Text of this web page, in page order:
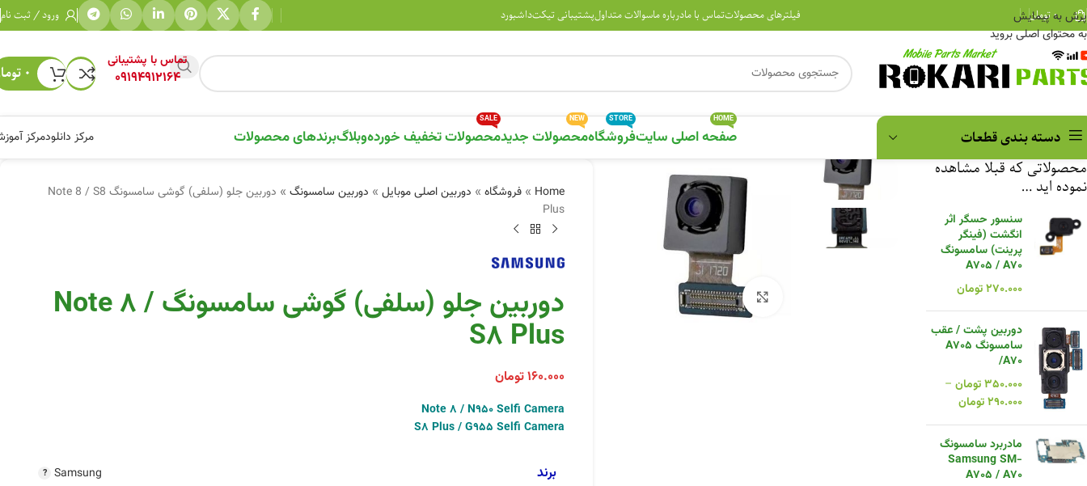
پرش به پیمایش
به محتوای اصلی بروید
۰تومان فیلترهای محصولاتتماس با مادرباره ماسوالات متداولپشتیبانی تیکتداشبورد ورود / ثبت نام
تماس با پشتیبانی
09194912164 ۰
دسته بندی قطعات صفحه اصلی سایت
HOME
فروشگاه
STORE
محصولات جدید
NEW
محصولات تخفیف خورده
SALE
وبلاگبرندهای محصولات مرکز دانلودمرکز
محصولاتی که قبلا مشاهده
نموده اید …
سنسور حسگر اثر
انگشت (فینگر
پرینت) سامسونگ
A705 / A70
۲۷۰.۰۰۰تومان
دوربین پشت / عقب
سامسونگ A705
/A70
۳۵۰.۰۰۰تومان –
۲۹۰.۰۰۰تومان
مادربرد سامسونگ
Samsung SM-
A705 / A70
بزرگنمایی تصویر
Home
» فروشگاه» دوربین اصلی موبایل» دوربین سامسونگ»
دوربین جلو (سلفی) گوشی سامسونگ Note 8 / S8
Plus
دوربین جلو (سلفی) گوشی سامسونگ Note 8 /
S8 Plus
۱۶۰.۰۰۰تومان
Note 8 / N950 Selfi Camera
S8 Plus / G955 Selfi Camera
برند Samsung